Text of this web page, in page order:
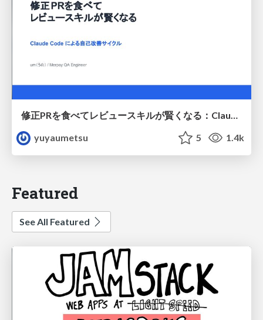
修正PRを食べてレビュースキルが賢くなる：Claude Codeによる自己改善サイクル
yuyaumetsu
5 1.4k
Featured
See All Featured